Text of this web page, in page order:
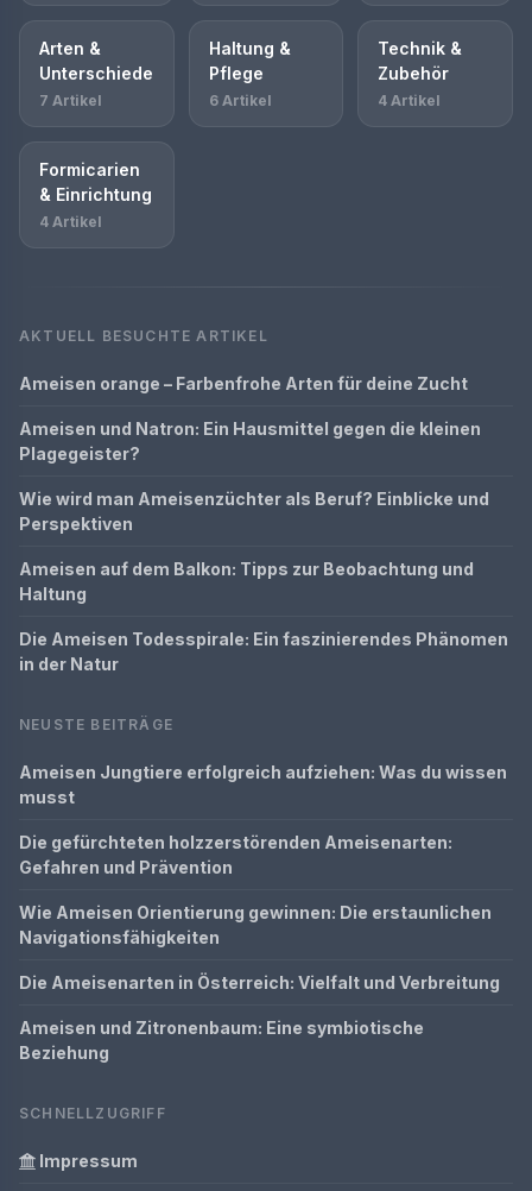
Arten &
Unterschiede
7 Artikel
Haltung &
Pflege
6 Artikel
Technik &
Zubehör
4 Artikel
Formicarien
& Einrichtung
4 Artikel
AKTUELL BESUCHTE ARTIKEL
Ameisen orange – Farbenfrohe Arten für deine Zucht
Ameisen und Natron: Ein Hausmittel gegen die kleinen
Plagegeister?
Wie wird man Ameisenzüchter als Beruf? Einblicke und
Perspektiven
Ameisen auf dem Balkon: Tipps zur Beobachtung und
Haltung
Die Ameisen Todesspirale: Ein faszinierendes Phänomen
in der Natur
NEUSTE BEITRÄGE
Ameisen Jungtiere erfolgreich aufziehen: Was du wissen
musst
Die gefürchteten holzzerstörenden Ameisenarten:
Gefahren und Prävention
Wie Ameisen Orientierung gewinnen: Die erstaunlichen
Navigationsfähigkeiten
Die Ameisenarten in Österreich: Vielfalt und Verbreitung
Ameisen und Zitronenbaum: Eine symbiotische
Beziehung
SCHNELLZUGRIFF
Impressum